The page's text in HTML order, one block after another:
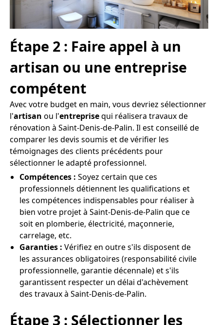
Étape 2 : Faire appel à un
artisan ou une entreprise
compétent
Avec votre budget en main, vous devriez sélectionner
l'artisan ou l'entreprisequi réalisera travaux de
rénovation à Saint-Denis-de-Palin. Il est conseillé de
comparer les devis soumis et de vérifier les
témoignages des clients précédents pour
sélectionner le adapté professionnel.
Compétences : Soyez certain que ces
professionnels détiennent les qualifications et
les compétences indispensables pour réaliser à
bien votre projet à Saint-Denis-de-Palin que ce
soit en plomberie, électricité, maçonnerie,
carrelage, etc.
Garanties : Vérifiez en outre s'ils disposent de
les assurances obligatoires (responsabilité civile
professionnelle, garantie décennale) et s'ils
garantissent respecter un délai d'achèvement
des travaux à Saint-Denis-de-Palin.
Étape 3 : Sélectionner les